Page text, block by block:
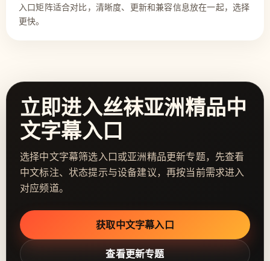
入口矩阵适合对比，清晰度、更新和兼容信息放在一起，选择
更快。
立即进入丝袜亚洲精品中
文字幕入口
选择中文字幕筛选入口或亚洲精品更新专题，先查看
中文标注、状态提示与设备建议，再按当前需求进入
对应频道。
获取中文字幕入口
查看更新专题